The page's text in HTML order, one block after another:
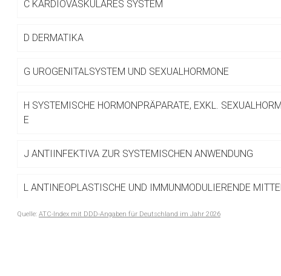
C KARDIOVASKULÄRES SYSTEM
D DERMATIKA
G UROGENITALSYSTEM UND SEXUALHORMONE
H SYSTEMISCHE HORMONPRÄPARATE, EXKL.
E
J ANTIINFEKTIVA ZUR SYSTEMISCHEN ANWENDUNG
L ANTINEOPLASTISCHE UND IMMUNMODULIERENDE
MUSKEL- UND SKELETTSYSTEM
Quelle: ATC-Index mit DDD-Angaben für Deutschland im Jahr 2026
Der von Ihnen